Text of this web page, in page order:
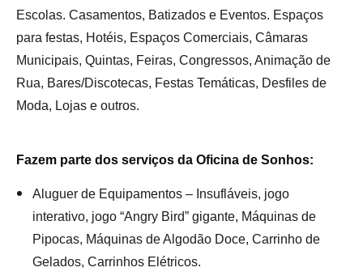
Escolas. Casamentos, Batizados e Eventos. Espaços
para festas, Hotéis, Espaços Comerciais, Câmaras
Municipais, Quintas, Feiras, Congressos, Animação de
Rua, Bares/Discotecas, Festas Temáticas, Desfiles de
Moda, Lojas e outros.
Fazem parte dos serviços da Oficina de Sonhos:
Aluguer de Equipamentos – Insufláveis, jogo
interativo, jogo “Angry Bird” gigante, Máquinas de
Pipocas, Máquinas de Algodão Doce, Carrinho de
Gelados, Carrinhos Elétricos.